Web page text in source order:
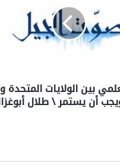
بين الولايات المتحدة
أن يستمر \ طلال